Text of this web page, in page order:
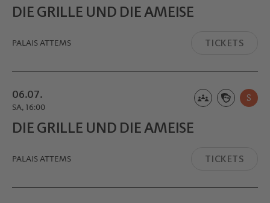
DIE GRILLE UND DIE AMEISE
PALAIS ATTEMS TICKETS
06.07.
SA, 16:00
S
DIE GRILLE UND DIE AMEISE
PALAIS ATTEMS TICKETS